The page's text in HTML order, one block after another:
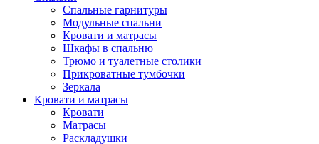
Спальные гарнитуры
Модульные спальни
Кровати и матрасы
Шкафы в спальню
Трюмо и туалетные столики
Прикроватные тумбочки
Зеркала
Кровати и матрасы
Кровати
Матрасы
Раскладушки